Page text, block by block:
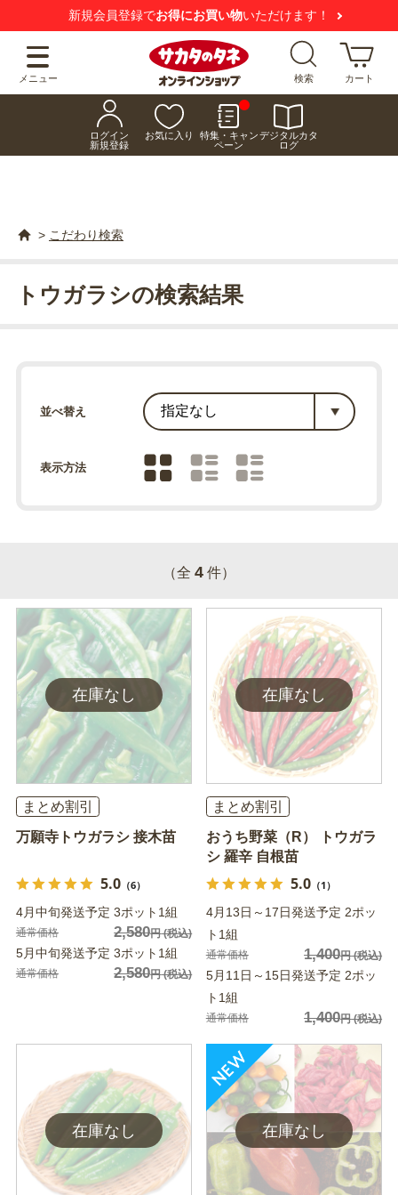
新規会員登録でお得にお買い物いただけます！
メニュー 検索 カート
ログイン
新規登録
お気に入り
特集・キャン
ペーン
デジタルカタ
ログ
> こだわり検索
トウガラシの検索結果
並べ替え
表示方法
（全 4 件）
まとめ割引
万願寺トウガラシ 接木苗
5.0（6）
4月中旬発送予定 3ポット1組
通常価格 2,580円(税込)
5月中旬発送予定 3ポット1組
通常価格 2,580円(税込)
まとめ割引
おうち野菜（R） トウガラ
シ 羅辛 自根苗
5.0（1）
4月13日～17日発送予定 2ポッ
ト1組
通常価格 1,400円(税込)
5月11日～15日発送予定 2ポッ
ト1組
通常価格 1,400円(税込)